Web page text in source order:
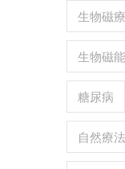
生物磁
生物磁
糖尿病
自然療法